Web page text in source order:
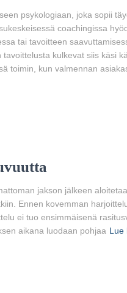
psykologiaan, joka sopii
coachingissa
tai tavoitteen
kulkevat siis käsi
toimin, kun valmennan
jakson jälkeen
Ennen kovemman
ei tuo ensimmäisenä
aikana luodaan pohjaa Lue